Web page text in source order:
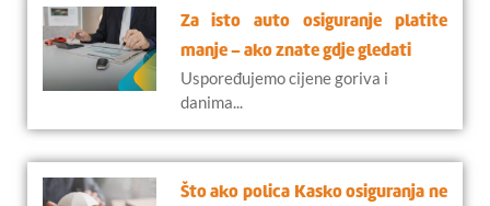
Za isto auto osiguranje platite
manje – ako znate gdje gledati
Uspoređujemo cijene goriva i
danima...
Što ako polica Kasko osiguranja ne